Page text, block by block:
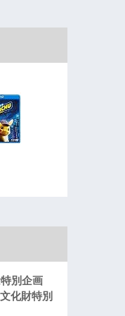
別企画
化財特別